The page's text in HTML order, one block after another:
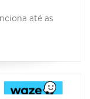
até as